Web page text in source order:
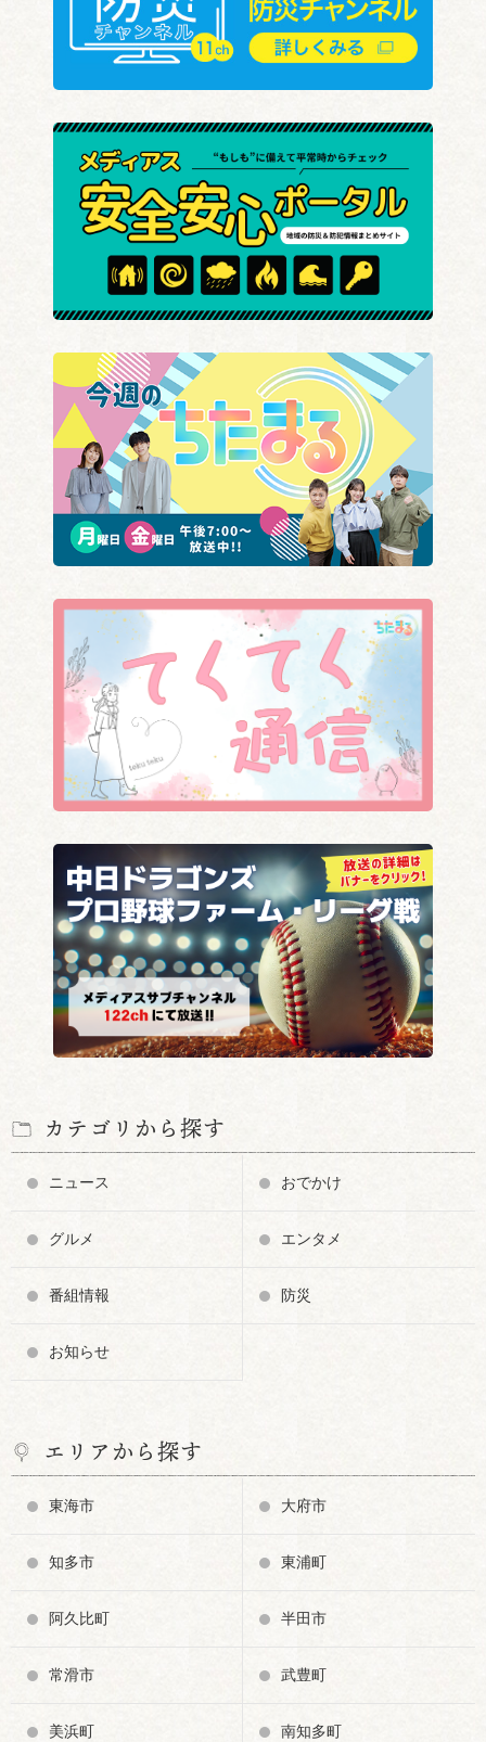
カテゴリから探す
ニュース おでかけ
グルメ エンタメ
番組情報 防災
お知らせ
エリアから探す
東海市 大府市
知多市 東浦町
阿久比町 半田市
常滑市 武豊町
美浜町 南知多町